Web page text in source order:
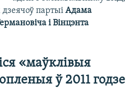
партыі Адама
і Вінцэнта
«маўклівыя
ў 2011 годзе